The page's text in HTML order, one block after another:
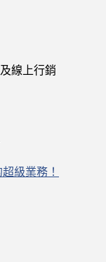
線上行銷
級業務！